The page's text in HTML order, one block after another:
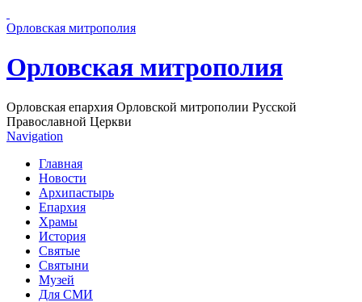
Орловская митрополия
Орловская митрополия
Орловская епархия Орловской митрополии Русской
Православной Церкви
Navigation
Главная
Новости
Архипастырь
Епархия
Храмы
История
Святые
Святыни
Музей
Для СМИ